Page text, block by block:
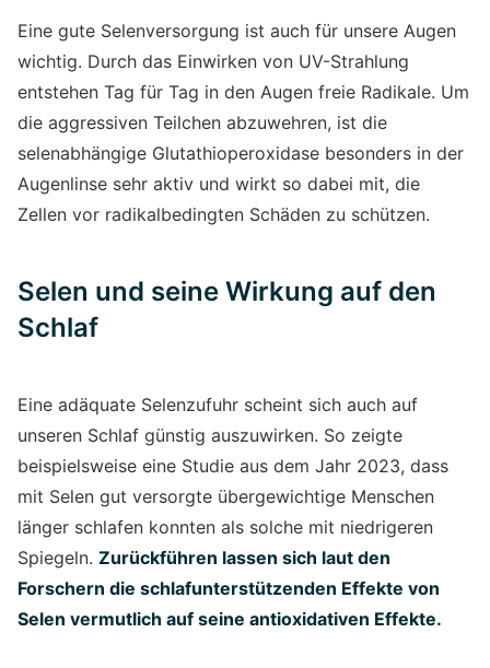
Eine gute Selenversorgung ist auch für unsere Augen
wichtig. Durch das Einwirken von UV-Strahlung
entstehen Tag für Tag in den Augen freie Radikale. Um
die aggressiven Teilchen abzuwehren, ist die
selenabhängige Glutathioperoxidase besonders in der
Augenlinse sehr aktiv und wirkt so dabei mit, die
Zellen vor radikalbedingten Schäden zu schützen.
Selen und seine Wirkung auf den
Schlaf
Eine adäquate Selenzufuhr scheint sich auch auf
unseren Schlaf günstig auszuwirken. So zeigte
beispielsweise eine Studie aus dem Jahr 2023, dass
mit Selen gut versorgte übergewichtige Menschen
länger schlafen konnten als solche mit niedrigeren
Spiegeln. Zurückführen lassen sich laut den
Forschern die schlafunterstützenden Effekte von
Selen vermutlich auf seine antioxidativen Effekte.